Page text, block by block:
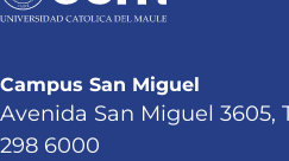
Campus San Miguel
Avenida San Miguel 3605,
298 6000